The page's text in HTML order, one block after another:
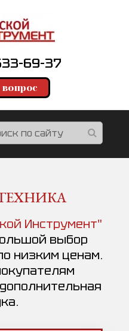
69-37
Инструмент"
выбор
низким ценам.